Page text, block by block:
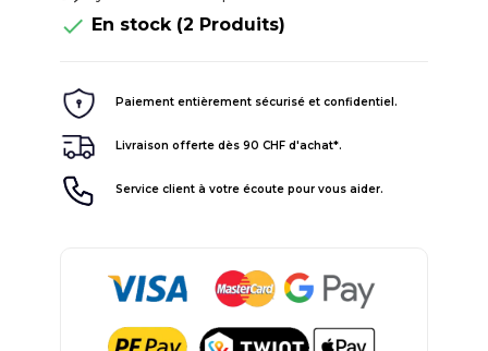
 En stock (2 Produits)
Paiement entièrement sécurisé et confidentiel.
Livraison offerte dès 90 CHF d'achat*.
Service client à votre écoute pour vous aider.